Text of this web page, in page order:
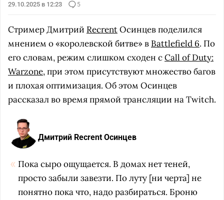
29.10.2025 в 12:23 5
Стример Дмитрий RecrentОсинцев поделился
мнением о «королевской битве» в Battlefield 6. По
его словам, режим слишком сходен сCall of Duty:
Warzone, при этом присутствуют множество багов
и плохая оптимизация. Об этом Осинцев
рассказал во время прямой трансляции на Twitch.
Дмитрий Recrent Осинцев
Пока сыро ощущается. В домах нет теней,
просто забыли завезти. По луту [ни черта] не
понятно пока что, надо разбираться. Броню